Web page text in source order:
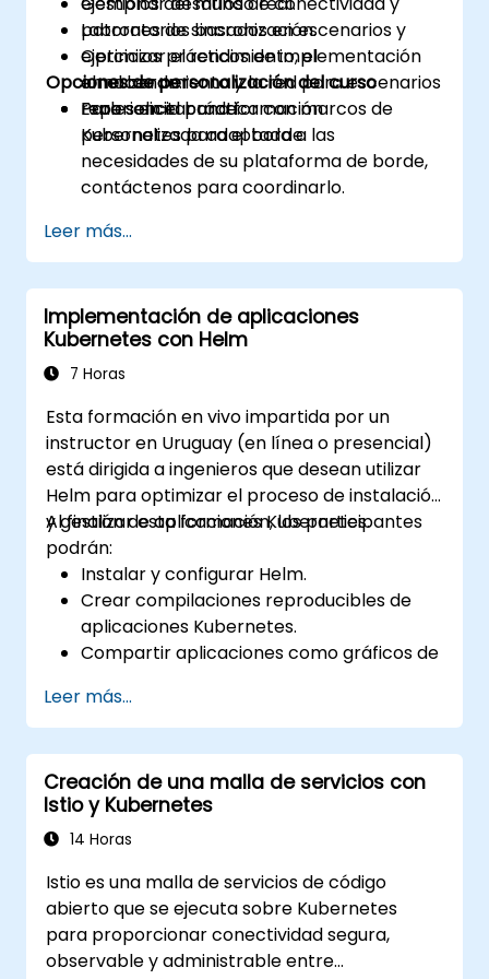
patrones de sincronización.
Optimizar el rendimiento, el
almacenamiento y la red para escenarios
reales en el borde.
Laboratorios basados en escenarios y
ejercicios prácticos de implementación
en el borde.
Experiencia práctica con marcos de
Kubernetes para el borde.
Opciones de personalización del curso
Para solicitar una formación
personalizada adaptada a las
necesidades de su plataforma de borde,
contáctenos para coordinarlo.
Leer más...
Implementación de aplicaciones
Kubernetes con Helm
7 Horas
Esta formación en vivo impartida por un
instructor en Uruguay (en línea o presencial)
está dirigida a ingenieros que desean utilizar
Helm para optimizar el proceso de instalación
y gestión de aplicaciones Kubernetes.
Al finalizar esta formación, los participantes
podrán:
Instalar y configurar Helm.
Crear compilaciones reproducibles de
aplicaciones Kubernetes.
Compartir aplicaciones como gráficos de
Ejecutar aplicaciones de terceros
guardadas como gráficos de Helm.
Gestionar lanzamientos de paquetes
Helm.
Leer más...
Creación de una malla de servicios con
Istio y Kubernetes
14 Horas
Istio es una malla de servicios de código
abierto que se ejecuta sobre Kubernetes
para proporcionar conectividad segura,
observable y administrable entre